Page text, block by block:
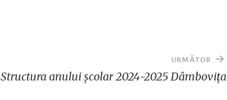
URMĂTOR
Structura anului școlar 2024-2025 Dâmbovița